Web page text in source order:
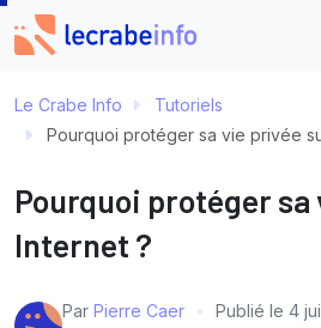
Le Crabe Info
Tutoriels
Pourquoi protéger sa vie privée
Pourquoi protéger
Internet ?
Par Pierre Caer Publié le 4